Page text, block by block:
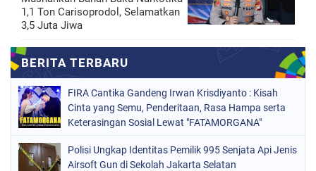
1,1 Ton Carisoprodol, Selamatkan
3,5 Juta Jiwa
FIRA Cantika Gandeng Irwan Krisdiyanto : Kisah
Cinta yang Semu, Penderitaan, Rasa Hampa serta
Keterasingan Sosial Lewat "FATAMORGANA"
Polisi Ungkap Identitas Pemilik 995 Senjata Api Jenis
Airsoft Gun di Sekolah Jakarta Selatan